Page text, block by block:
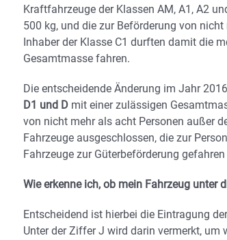
Kraftfahrzeuge der Klassen AM, A1, A2
500 kg, und die zur Beförderung von
Inhaber der Klasse C1 durften damit die
Gesamtmasse fahren.
Die entscheidende Änderung im Jahr
D1 und D mit einer zulässigen
von nicht mehr als acht Personen außer
Fahrzeuge ausgeschlossen, die zur
Fahrzeuge zur Güterbeförderung gefahren
Wie erkenne ich, ob mein Fahrzeug unter
Entscheidend ist hierbei die Eintragung
Unter der Ziffer J wird darin vermerkt, um